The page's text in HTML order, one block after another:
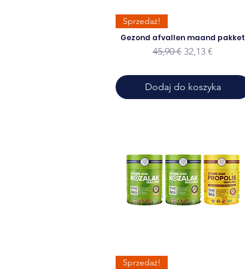
Sprzedaż!
Gezond afvallen maand pakket
Regularna cena
45,90 € Cena rabatowa
32,13 €
Dodaj do koszyka
Sprzedaż!